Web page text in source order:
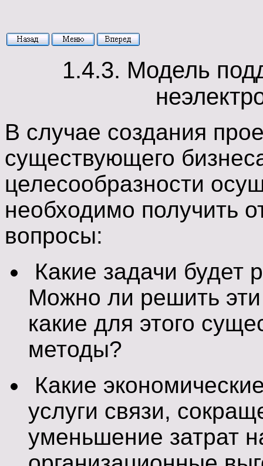
1.4.3. Модель
В случае создания
существующего
целесообразности
необходимо получить
вопросы:
Какие задачи будет
Можно ли решить
какие для этого
методы?
Какие
услуги связи,
уменьшение затрат